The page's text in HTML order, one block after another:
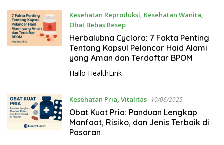
Kesehatan Reproduksi, Kesehatan Wanita,
Obat Bebas Resep
12/06/2025
Herbalubna Cyclora: 7 Fakta Penting
Tentang Kapsul Pelancar Haid Alami
yang Aman dan Terdaftar BPOM
Hallo HealthLink
Kesehatan Pria, Vitalitas 10/06/2025
Obat Kuat Pria: Panduan Lengkap
Manfaat, Risiko, dan Jenis Terbaik di
Pasaran